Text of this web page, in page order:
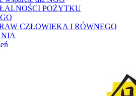
POŻYTKU
CZŁOWIEKA I RÓWNEGO